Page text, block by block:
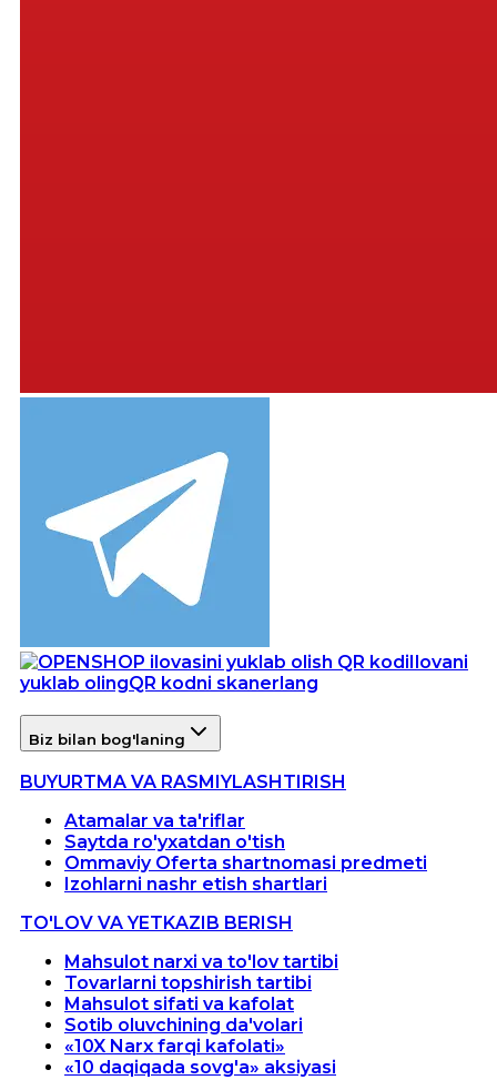
Ilovani
yuklab olingQR kodni skanerlang
Biz bilan bog'laning
BUYURTMA VA RASMIYLASHTIRISH
Atamalar va ta'riflar
Saytda ro'yxatdan o'tish
Ommaviy Oferta shartnomasi predmeti
Izohlarni nashr etish shartlari
TO'LOV VA YETKAZIB BERISH
Mahsulot narxi va to'lov tartibi
Tovarlarni topshirish tartibi
Mahsulot sifati va kafolat
Sotib oluvchining da'volari
«10X Narx farqi kafolati»
«10 daqiqada sovg'a» aksiyasi